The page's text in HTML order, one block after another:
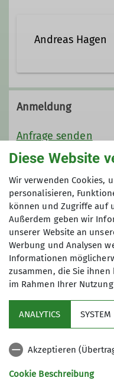
Andreas Hagen
+49 8032
Kontakt
Trainer*in C
Anmeldung
Anfrage senden
04.11.2024 /
Maximale
6
Sektion
Diese Website
Wir verwenden Cookies,
personalisieren,
können und Zugriffe auf
Außerdem geben wir
unserer Website an
Werbung und Analysen
Informationen
zusammen, die Sie
im Rahmen Ihrer
ANALYTICS SYSTEM
Akzeptieren
Cookie Beschreibung